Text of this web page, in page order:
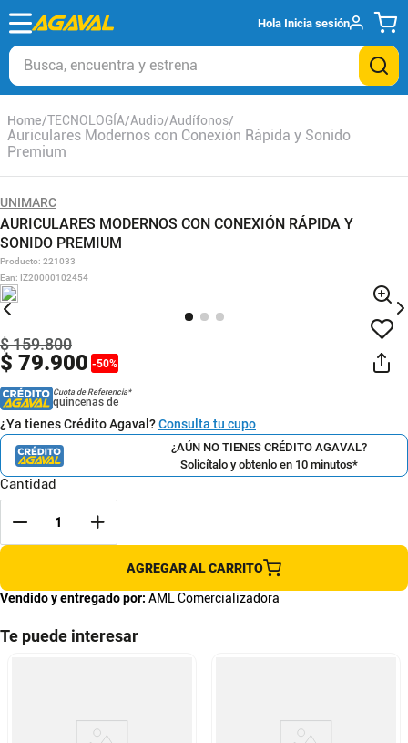
Hola Inicia sesión
Busca, encuentra y estrena
TECNOLOGÍA Audio Audífonos
Auriculares Modernos con Conexión Rápida y Sonido
Premium
UNIMARC
AURICULARES MODERNOS CON CONEXIÓN RÁPIDA Y
SONIDO PREMIUM
Producto: 221033
Ean: IZ20000102454
$ 79.900 -50%
$159.800
Cuota de Referencia*
quincenas de
¿Ya tienes Crédito Agaval?Consulta tu cupo
¿AÚN NO TIENES CRÉDITO AGAVAL?
Solicítalo y obtenlo en 10 minutos*
Cantidad
AGREGAR AL CARRITO
Vendido y entregado por: AML Comercializadora
Te puede interesar